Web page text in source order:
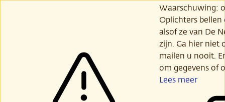
Waarschuwing:
Oplichters
alsof ze van De
zijn. Ga hier niet
mailen u nooit.
om gegevens of
Lees meer